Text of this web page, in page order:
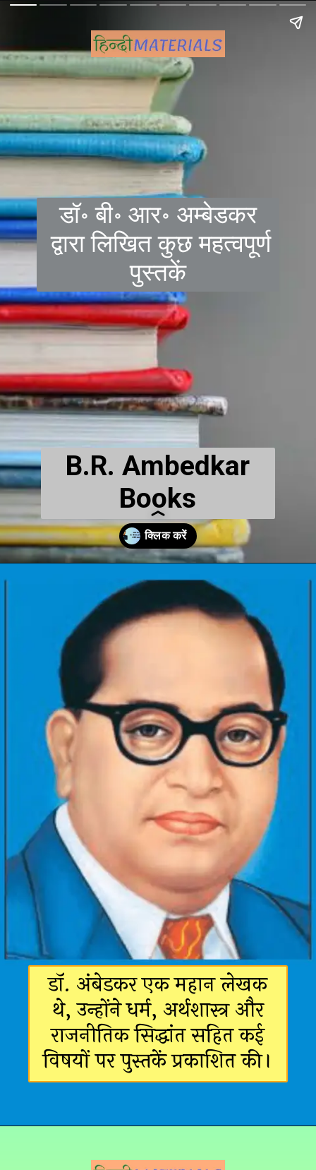
B.R. Ambedkar
Books
डॉ॰ बी॰ आर॰ अम्बेडकर
द्वारा लिखित कुछ महत्वपूर्ण
पुस्तकें
https://hindimaterials.com/ambedkar-jayanti-2023/
डॉ. अंबेडकर एक महान लेखक
थे, उन्होंने धर्म, अर्थशास्त्र और
राजनीतिक सिद्धांत सहित कई
विषयों पर पुस्तकें प्रकाशित की।